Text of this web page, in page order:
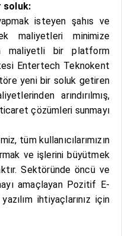
soluk:
isteyen şahıs ve
maliyetleri minimize
maliyetli bir platform
Entertech Teknokent
yeni bir soluk getiren
arındırılmış,
çözümleri sunmayı
tüm kullanıcılarımızın
ve işlerini büyütmek
Sektöründe öncü ve
amaçlayan Pozitif E-
ihtiyaçlarınız için